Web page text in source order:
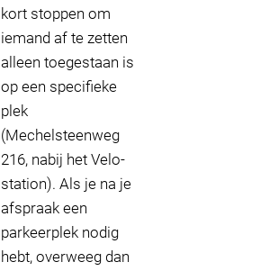
kort stoppen om
iemand af te zetten
alleen toegestaan is
op een specifieke
plek
(Mechelsteenweg
216, nabij het Velo-
station). Als je na je
afspraak een
parkeerplek nodig
hebt, overweeg dan